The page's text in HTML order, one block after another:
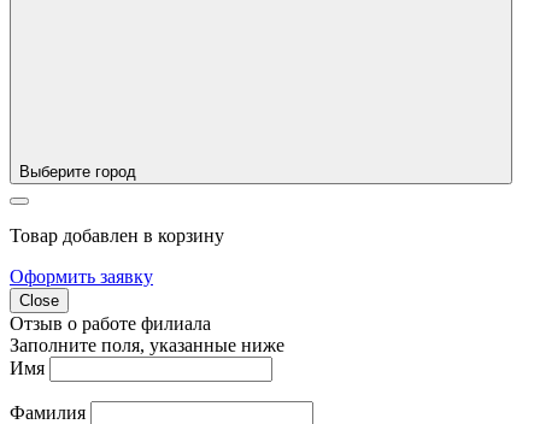
Выберите город
Товар добавлен в корзину
Оформить заявку
Close
Отзыв о работе филиала
Заполните поля, указанные ниже
Имя
Фамилия